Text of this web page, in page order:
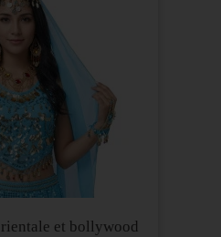
et bollywood